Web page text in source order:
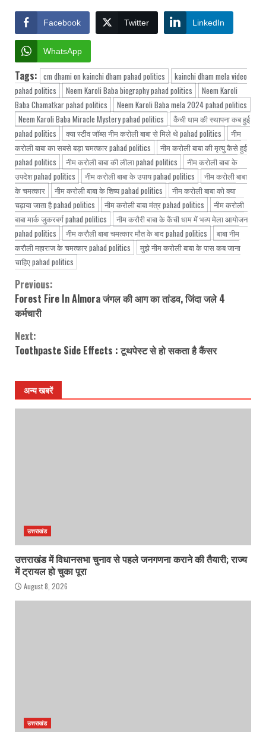
Facebook Twitter LinkedIn
WhatsApp
Tags: cm dhami on kainchi dham pahad politics
kainchi dham mela video
pahad politics
Neem Karoli Baba biography pahad politics
Neem Karoli
Baba Chamatkar pahad politics
Neem Karoli Baba mela 2024 pahad politics
Neem Karoli Baba Miracle Mystery pahad politics
कैंची धाम की स्थापना कब हुई
pahad politics
क्या स्टीव जॉब्स नीम करोली बाबा से मिले थे pahad politics
नीम
करोली बाबा का सबसे बड़ा चमत्कार pahad politics
नीम करोली बाबा की मृत्यु कैसे हुई
pahad politics
नीम करोली बाबा की लीला pahad politics
नीम करोली बाबा के
उपदेश pahad politics
नीम करोली बाबा के उपाय pahad politics
नीम करोली बाबा
के चमत्कार
नीम करोली बाबा के शिष्य pahad politics
नीम करोली बाबा को क्या
चढ़ाया जाता है pahad politics
नीम करोली बाबा मंत्र pahad politics
नीम करोली
बाबा मार्क जुकरबर्ग pahad politics
नीम करौरी बाबा के कैंची धाम में भव्य मेला आयोजन
pahad politics
नीम करौली बाबा चमत्कार मौत के बाद pahad politics
बाबा नीम
करौली महाराज के चमत्कार pahad politics
मुझे नीम करोली बाबा के पास कब जाना
चाहिए pahad politics
Continue
Reading
Previous:
Forest Fire In Almora जंगल की आग का तांडव, जिंदा जले 4
कर्मचारी
Next:
Toothpaste Side Effects : टूथपेस्ट से हो सकता है कैंसर
अन्य खबरें
उत्तराखंड
उत्तराखंड में विधानसभा चुनाव से पहले जनगणना कराने की तैयारी; राज्य
में ट्रायल हो चुका पूरा
August 8, 2026
उत्तराखंड